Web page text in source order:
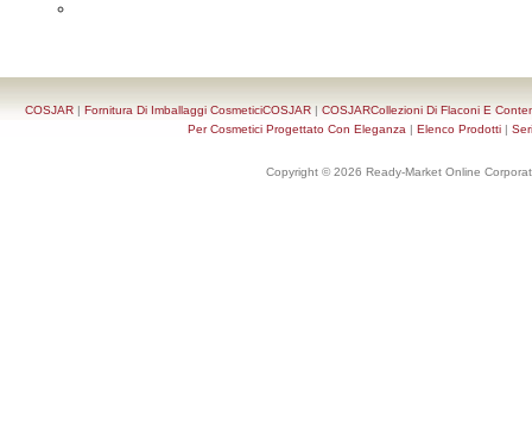
COSJAR | Fornitura Di Imballaggi CosmeticiCOSJAR | COSJARCollezioni Di Flaconi E
Per Cosmetici Progettato Con Eleganza | Elenco Prodotti|
Copyright © 2026 Ready-Market Online